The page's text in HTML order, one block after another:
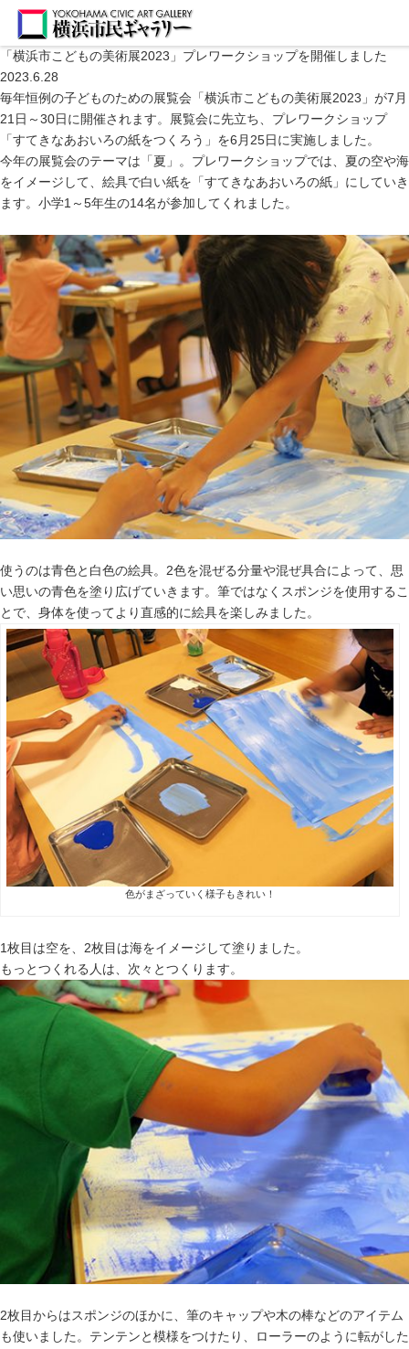
「横浜市こどもの美術展2023」プレワークショップを開催しました
2023.6.28
毎年恒例の子どものための展覧会「横浜市こどもの美術展2023」が7月
21日～30日に開催されます。展覧会に先立ち、プレワークショップ
「すてきなあおいろの紙をつくろう」を6月25日に実施しました。
今年の展覧会のテーマは「夏」。プレワークショップでは、夏の空や海
をイメージして、絵具で白い紙を「すてきなあおいろの紙」にしていき
ます。小学1～5年生の14名が参加してくれました。
使うのは青色と白色の絵具。2色を混ぜる分量や混ぜ具合によって、思
い思いの青色を塗り広げていきます。筆ではなくスポンジを使用するこ
とで、身体を使ってより直感的に絵具を楽しみました。
色がまざっていく様子もきれい！
1枚目は空を、2枚目は海をイメージして塗りました。
もっとつくれる人は、次々とつくります。
2枚目からはスポンジのほかに、筆のキャップや木の棒などのアイテム
も使いました。テンテンと模様をつけたり、ローラーのように転がした